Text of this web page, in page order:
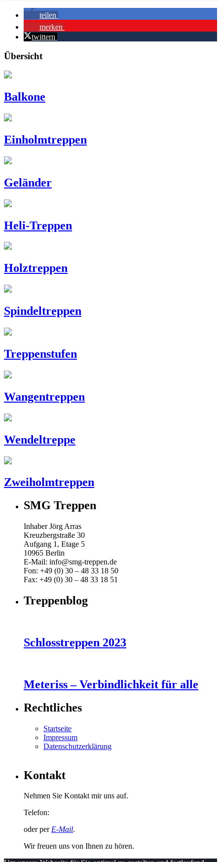
teilen
merken
twittern
Übersicht
Balkone
Einholmtreppen
Geländer
Heli-Treppen
Holztreppen
Spindeltreppen
Treppenstufen
Wangentreppen
Wendeltreppe
Zweiholmtreppen
SMG Treppen
Inhaber Jörg Arras
Kreuzbergstraße 30
Aufgang 1, Etage 5
10965 Berlin
E-Mail: info@smg-treppen.de
Fon: +49 (0) 30 – 48 33 18 50
Fax: +49 (0) 30 – 48 33 18 51
Treppenblog
Schlosstreppen 2023
Meteriss – Verbindlichkeit für alle
Rechtliches
Startseite
Impressum
Datenschutzerklärung
Kontakt
Nehmen Sie Kontakt mir uns auf.
Telefon:
oder perE-Mail.
Wir freuen uns von Ihnen zu hören.